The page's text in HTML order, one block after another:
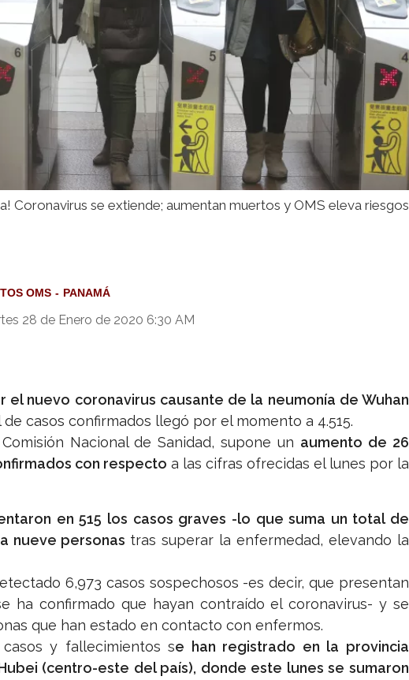
Coronavirus se extiende; aumentan muertos y OMS eleva riesgos
OMS PANAMÁ
28 de Enero de 2020 6:30 AM
nuevo coronavirus causante de la neumonía de Wuhan
de casos confirmados llegó por el momento a 4.515.
Nacional de Sanidad, supone un aumento de 26
con respecto a las cifras ofrecidas el lunes por la
en 515 los casos graves -lo que suma un total de
nueve personas tras superar la enfermedad, elevando la
6,973 casos sospechosos -es decir, que presentan
ha confirmado que hayan contraído el coronavirus- y se
que han estado en contacto con enfermos.
y fallecimientos se han registrado en la provincia
(centro-este del país), donde este lunes se sumaron